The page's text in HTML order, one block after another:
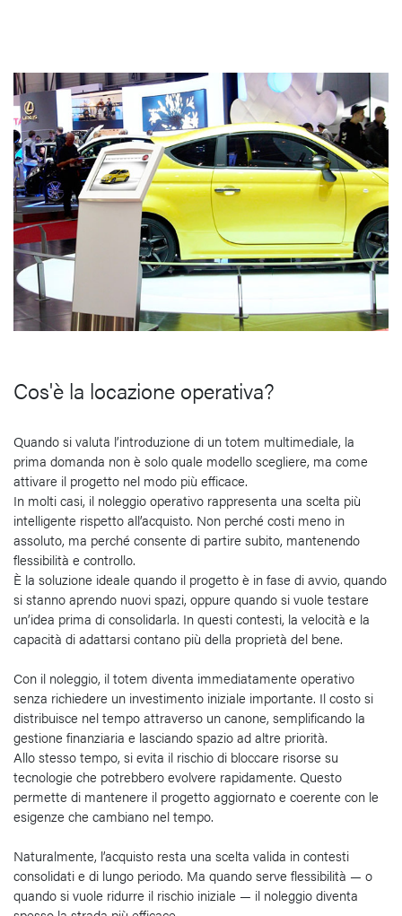
Cos'è la locazione operativa?
Quando si valuta l’introduzione di un totem multimediale, la
prima domanda non è solo quale modello scegliere, ma come
attivare il progetto nel modo più efficace.
In molti casi, il noleggio operativo rappresenta una scelta più
intelligente rispetto all’acquisto. Non perché costi meno in
assoluto, ma perché consente di partire subito, mantenendo
flessibilità e controllo.
È la soluzione ideale quando il progetto è in fase di avvio, quando
si stanno aprendo nuovi spazi, oppure quando si vuole testare
un’idea prima di consolidarla. In questi contesti, la velocità e la
capacità di adattarsi contano più della proprietà del bene.
Con il noleggio, il totem diventa immediatamente operativo
senza richiedere un investimento iniziale importante. Il costo si
distribuisce nel tempo attraverso un canone, semplificando la
gestione finanziaria e lasciando spazio ad altre priorità.
Allo stesso tempo, si evita il rischio di bloccare risorse su
tecnologie che potrebbero evolvere rapidamente. Questo
permette di mantenere il progetto aggiornato e coerente con le
esigenze che cambiano nel tempo.
Naturalmente, l’acquisto resta una scelta valida in contesti
consolidati e di lungo periodo. Ma quando serve flessibilità — o
quando si vuole ridurre il rischio iniziale — il noleggio diventa